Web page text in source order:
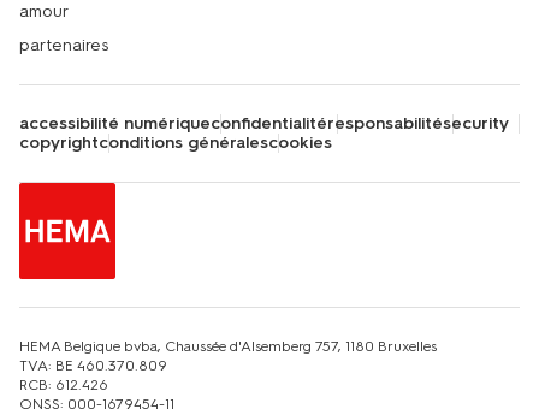
amour
partenaires
accessibilité numériqueconfidentialitéresponsabilitésecurity
copyrightconditions généralescookies
HEMA Belgique bvba, Chaussée d'Alsemberg 757, 1180 Bruxelles
TVA: BE 460.370.809
RCB: 612.426
ONSS: 000-1679454-11